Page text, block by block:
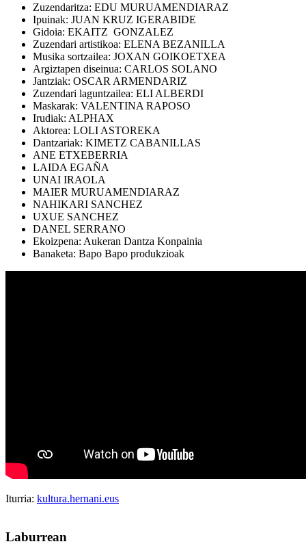
Zuzendaritza: EDU MURUAMENDIARAZ
Ipuinak: JUAN KRUZ IGERABIDE
Gidoia: EKAITZ GONZALEZ
Zuzendari artistikoa: ELENA BEZANILLA
Musika sortzailea: JOXAN GOIKOETXEA
Argiztapen diseinua: CARLOS SOLANO
Jantziak: OSCAR ARMENDARIZ
Zuzendari laguntzailea: ELI ALBERDI
Maskarak: VALENTINA RAPOSO
Irudiak: ALPHAX
Aktorea: LOLI ASTOREKA
Dantzariak: KIMETZ CABANILLAS
ANE ETXEBERRIA
LAIDA EGAÑA
UNAI IRAOLA
MAIER MURUAMENDIARAZ
NAHIKARI SANCHEZ
UXUE SANCHEZ
DANEL SERRANO
Ekoizpena: Aukeran Dantza Konpainia
Banaketa: Bapo Bapo produkzioak
Iturria: kultura.hernani.eus
Laburrean